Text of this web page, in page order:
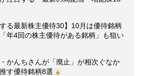
る最新株主優待30】10月は優待銘柄
年4回の株主優待がある銘柄」も狙い
かんちさんが「廃止」が相次ぐなか
す優待銘柄8選